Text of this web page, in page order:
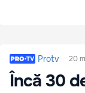
Protv 20
Încă 30